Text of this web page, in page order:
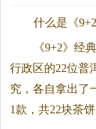
什么是《
《9+2》经
行政区的22位普
究，各自拿出了
1款，共22块茶饼